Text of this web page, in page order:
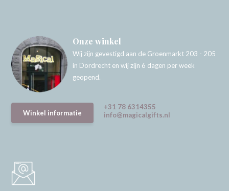
Onze winkel
Wij zijn gevestigd aan de Groenmarkt 203 - 205
in Dordrecht en wij zijn 6 dagen per week
geopend.
Winkel informatie
+31 78 6314355
info@magicalgifts.nl